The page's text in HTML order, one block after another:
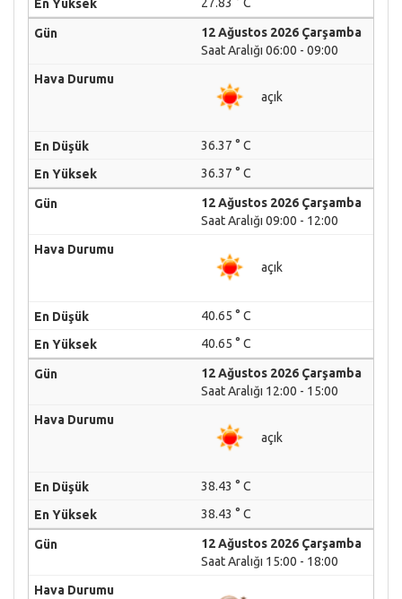
12 Ağustos 2026 Çarşamba
Saat Aralığı 06:00 - 09:00
açık
36.37 ° C
36.37 ° C
12 Ağustos 2026 Çarşamba
Saat Aralığı 09:00 - 12:00
açık
40.65 ° C
40.65 ° C
12 Ağustos 2026 Çarşamba
Saat Aralığı 12:00 - 15:00
açık
38.43 ° C
38.43 ° C
12 Ağustos 2026 Çarşamba
Saat Aralığı 15:00 - 18:00